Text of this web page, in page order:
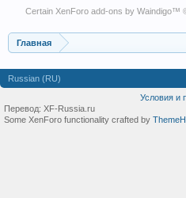
Certain XenForo add-ons by Waindigo™
Главная
Russian (RU)
Условия и
Перевод: XF-Russia.ru
Some XenForo functionality crafted by